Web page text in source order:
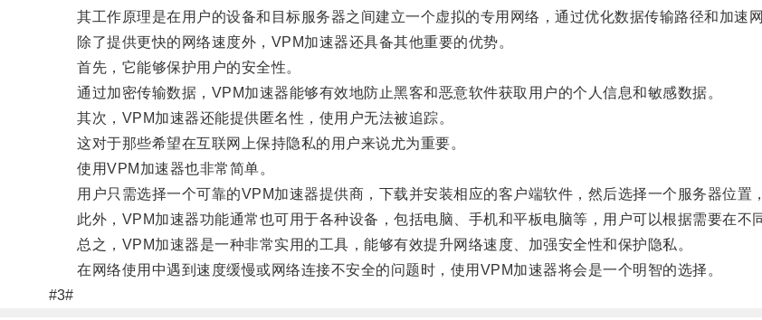
其工作原理是在用户的设备和目标服务器之间建立一个虚拟的专用网络，通过优化数据传输路径和加速网
除了提供更快的网络速度外，VPM加速器还具备其他重要的优势。
首先，它能够保护用户的安全性。
通过加密传输数据，VPM加速器能够有效地防止黑客和恶意软件获取用户的个人信息和敏感数据。
其次，VPM加速器还能提供匿名性，使用户无法被追踪。
这对于那些希望在互联网上保持隐私的用户来说尤为重要。
使用VPM加速器也非常简单。
用户只需选择一个可靠的VPM加速器提供商，下载并安装相应的客户端软件，然后选择一个服务器位置
此外，VPM加速器功能通常也可用于各种设备，包括电脑、手机和平板电脑等，用户可以根据需要在不
总之，VPM加速器是一种非常实用的工具，能够有效提升网络速度、加强安全性和保护隐私。
在网络使用中遇到速度缓慢或网络连接不安全的问题时，使用VPM加速器将会是一个明智的选择。
#3#